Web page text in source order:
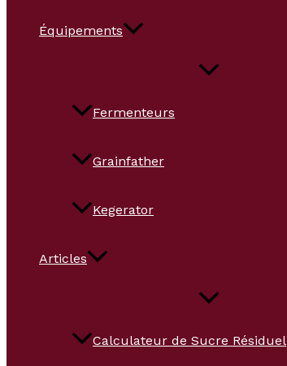
Équipements
Fermenteurs
Grainfather
Kegerator
Articles
Calculateur de Sucre Résiduel